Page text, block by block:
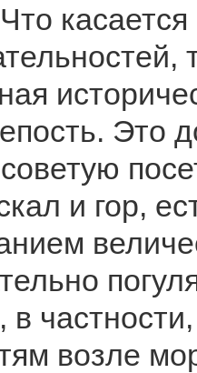
Это
и гор,
в
возле